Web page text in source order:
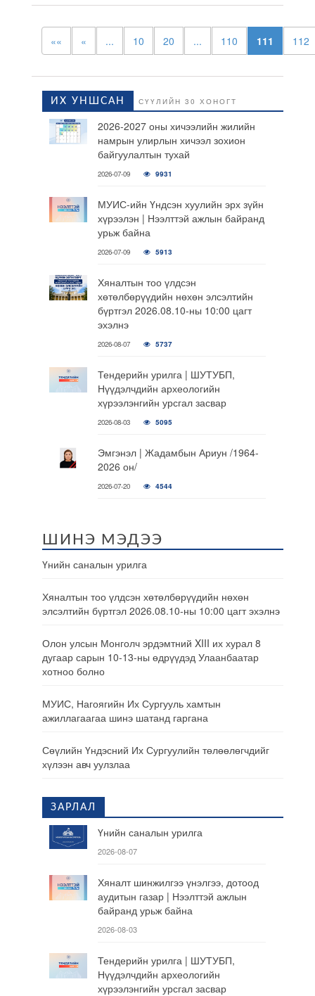
«« « ... 10 20 ... 110 111 112
ИХ УНШСАН СҮҮЛИЙН 30 ХОНОГТ
2026-2027 оны хичээлийн жилийн
намрын улирлын хичээл зохион
байгуулалтын тухай
2026-07-09 9931
МУИС-ийн Үндсэн хуулийн эрх зүйн
хүрээлэн | Нээлттэй ажлын байранд
урьж байна
2026-07-09 5913
Хяналтын тоо үлдсэн
хөтөлбөрүүдийн нөхөн элсэлтийн
бүртгэл 2026.08.10-ны 10:00 цагт
эхэлнэ
2026-08-07 5737
Тендерийн урилга | ШУТУБП,
Нүүдэлчдийн археологийн
хүрээлэнгийн урсгал засвар
2026-08-03 5095
Эмгэнэл | Жадамбын Ариун /1964-
2026 он/
2026-07-20 4544
ШИНЭ МЭДЭЭ
Үнийн саналын урилга
Хяналтын тоо үлдсэн хөтөлбөрүүдийн нөхөн
элсэлтийн бүртгэл 2026.08.10-ны 10:00 цагт эхэлнэ
Олон улсын Монголч эрдэмтний XIII их хурал 8
дугаар сарын 10-13-ны өдрүүдэд Улаанбаатар
хотноо болно
МУИС, Нагоягийн Их Сургууль хамтын
ажиллагаагаа шинэ шатанд гаргана
Сөүлийн Үндэсний Их Сургуулийн төлөөлөгчдийг
хүлээн авч уулзлаа
ЗАРЛАЛ
Үнийн саналын урилга
2026-08-07
Хяналт шинжилгээ үнэлгээ, дотоод
аудитын газар | Нээлттэй ажлын
байранд урьж байна
2026-08-03
Тендерийн урилга | ШУТУБП,
Нүүдэлчдийн археологийн
хүрээлэнгийн урсгал засвар